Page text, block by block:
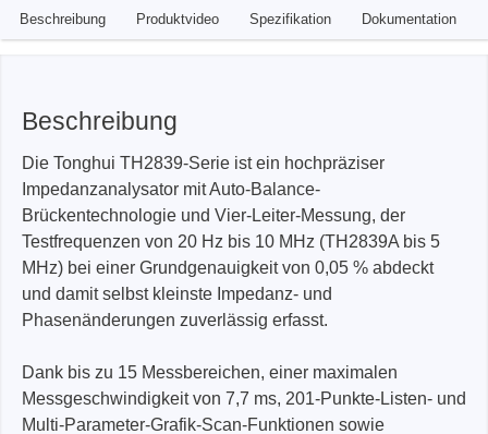
Beschreibung Produktvideo Spezifikation Dokumentation
Beschreibung
Die Tonghui TH2839-Serie ist ein hochpräziser
Impedanzanalysator mit Auto-Balance-
Brückentechnologie und Vier-Leiter-Messung, der
Testfrequenzen von 20 Hz bis 10 MHz (TH2839A bis 5
MHz) bei einer Grundgenauigkeit von 0,05 % abdeckt
und damit selbst kleinste Impedanz- und
Phasenänderungen zuverlässig erfasst.
Dank bis zu 15 Messbereichen, einer maximalen
Messgeschwindigkeit von 7,7 ms, 201-Punkte-Listen- und
Multi-Parameter-Grafik-Scan-Funktionen sowie